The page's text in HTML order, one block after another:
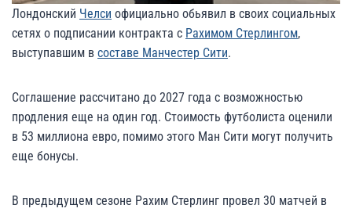
Лондонский Челси официально обьявил в своих социальных
сетях о подписании контракта с Рахимом Стерлингом,
выступавшим в составе Манчестер Сити.
Соглашение рассчитано до 2027 года с возможностью
продления еще на один год. Стоимость футболиста оценили
в 53 миллиона евро, помимо этого Ман Сити могут получить
еще бонусы.
В предыдущем сезоне Рахим Стерлинг провел 30 матчей в